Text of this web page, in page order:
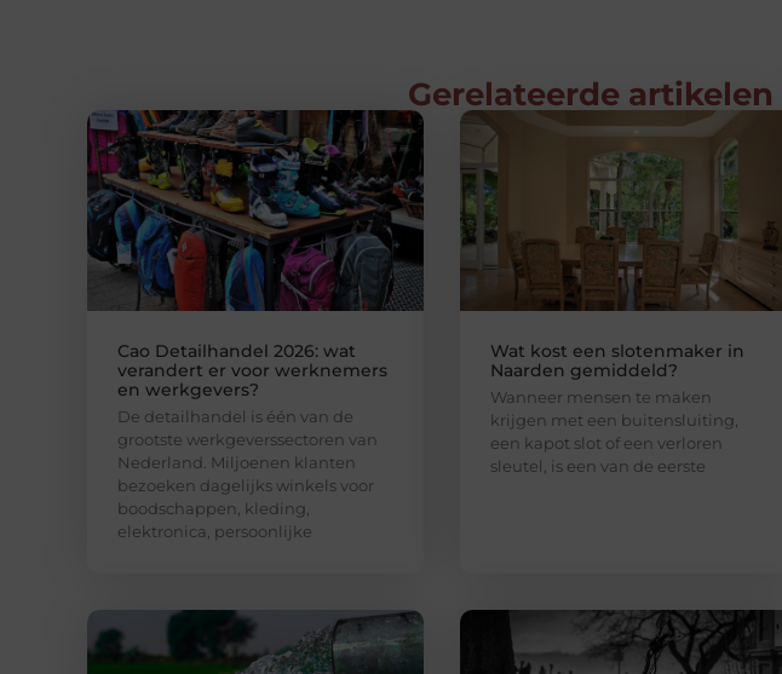
Gerelateerde artikelen
Cao Detailhandel 2026: wat
verandert er voor werknemers
en werkgevers?
De detailhandel is één van de
grootste werkgeverssectoren van
Nederland. Miljoenen klanten
bezoeken dagelijks winkels voor
boodschappen, kleding,
elektronica, persoonlijke
Wat kost een slotenmaker in
Naarden gemiddeld?
Wanneer mensen te maken
krijgen met een buitensluiting,
een kapot slot of een verloren
sleutel, is een van de eerste